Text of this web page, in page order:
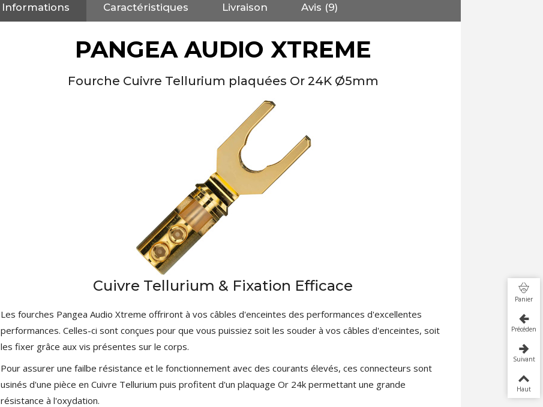
NEUTRIK NC3FXX Connecteur
XLR Femelle 3 Pôles...
DAN CLARK AUDIO AEON 2
CLOSED NOIRE Casque...
919,00 €
EVERSOLO DMP-A6 MASTER
EDITION GEN 2 Lecteur...
1 290,00 €
Informations Caractéristiques Livraison Avis (9)
PANGEA AUDIO XTREME
Fourche Cuivre Tellurium plaquées Or 24K Ø5mm
Cuivre Tellurium & Fixation Efficace
Les fourches Pangea Audio Xtreme offriront à vos câbles d'enceintes des performances d'excellentes
performances. Celles-ci sont conçues pour que vous puissiez soit les souder à vos câbles d'enceintes, soit
les fixer grâce aux vis présentes sur le corps.
Pour assurer une failbe résistance et le fonctionnement avec des courants élevés, ces connecteurs sont
usinés d'une pièce en Cuivre Tellurium puis profitent d'un plaquage Or 24k permettant une grande
résistance à l'oxydation.
Panier
Précédent
Suivant
Haut